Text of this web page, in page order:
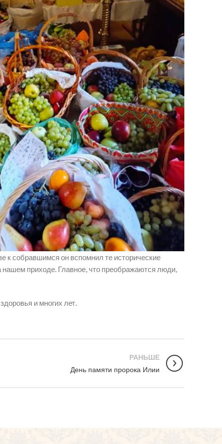
к собравшимся он вспомнил те исторические
приходе. Главное, что преображаются люди,
и многих лет.
РАНЬШЕ
День памяти пророка Илии